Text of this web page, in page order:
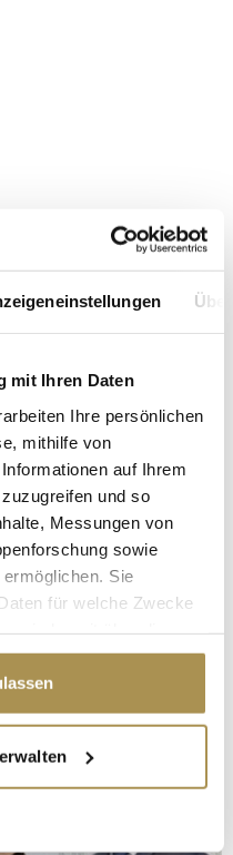
mit Ihren Daten
Ihre persönlichen
mithilfe von
auf Ihrem
und so
Messungen von
sowie
Sie
für welche Zwecke
auf das Privacy
Lage
Meter genau sein